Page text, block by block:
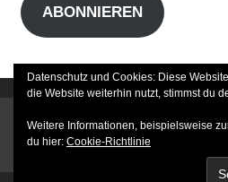
ABONNIEREN
Datenschutz und Cookies: Diese
die Website weiterhin nutzt, stimmst du
Weitere Informationen, beispielsweise
du hier: Cookie-Richtlinie